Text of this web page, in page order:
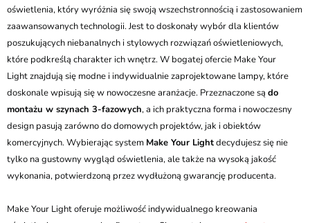
oświetlenia, który wyróżnia się swoją wszechstronnością i zastosowaniem
zaawansowanych technologii. Jest to doskonały wybór dla klientów
poszukujących niebanalnych i stylowych rozwiązań oświetleniowych,
które podkreślą charakter ich wnętrz. W bogatej ofercie Make Your
Light znajdują się modne i indywidualnie zaprojektowane lampy, które
doskonale wpisują się w nowoczesne aranżacje. Przeznaczone są do
montażu w szynach 3-fazowych, a ich praktyczna forma i nowoczesny
design pasują zarówno do domowych projektów, jak i obiektów
komercyjnych. Wybierając system Make Your Lightdecydujesz się nie
tylko na gustowny wygląd oświetlenia, ale także na wysoką jakość
wykonania, potwierdzoną przez wydłużoną gwarancję producenta.
Make Your Light oferuje możliwość indywidualnego kreowania